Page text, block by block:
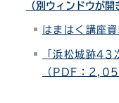
（別ウィンドウが開
はまはく講座
「浜松城跡43
（PDF：